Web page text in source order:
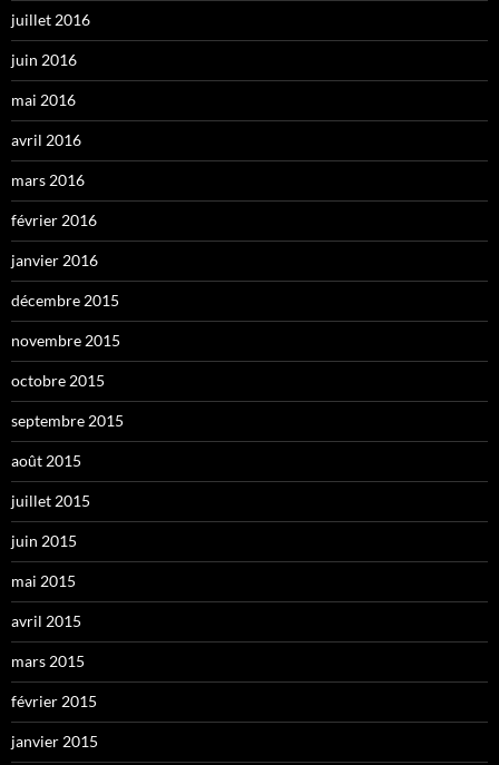
juillet 2016
juin 2016
mai 2016
avril 2016
mars 2016
février 2016
janvier 2016
décembre 2015
novembre 2015
octobre 2015
septembre 2015
août 2015
juillet 2015
juin 2015
mai 2015
avril 2015
mars 2015
février 2015
janvier 2015